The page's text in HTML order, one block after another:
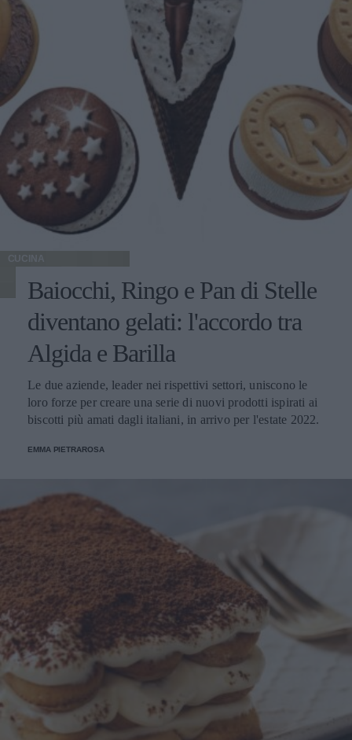
CUCINA
Baiocchi, Ringo e Pan di Stelle
diventano gelati: l'accordo tra
Algida e Barilla
Le due aziende, leader nei rispettivi settori, uniscono le
loro forze per creare una serie di nuovi prodotti ispirati ai
biscotti più amati dagli italiani, in arrivo per l'estate 2022.
EMMA PIETRAROSA